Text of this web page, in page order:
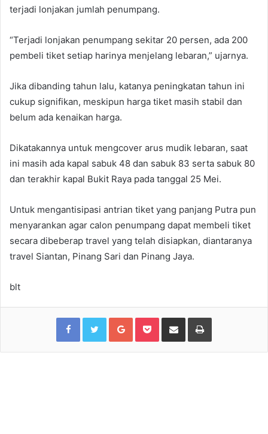
terjadi lonjakan jumlah penumpang.
“Terjadi lonjakan penumpang sekitar 20 persen, ada 200
pembeli tiket setiap harinya menjelang lebaran,” ujarnya.
Jika dibanding tahun lalu, katanya peningkatan tahun ini
cukup signifikan, meskipun harga tiket masih stabil dan
belum ada kenaikan harga.
Dikatakannya untuk mengcover arus mudik lebaran, saat
ini masih ada kapal sabuk 48 dan sabuk 83 serta sabuk 80
dan terakhir kapal Bukit Raya pada tanggal 25 Mei.
Untuk mengantisipasi antrian tiket yang panjang Putra pun
menyarankan agar calon penumpang dapat membeli tiket
secara dibeberap travel yang telah disiapkan, diantaranya
travel Siantan, Pinang Sari dan Pinang Jaya.
blt
FacebookTwitterGoogle+PocketShare via Email Print